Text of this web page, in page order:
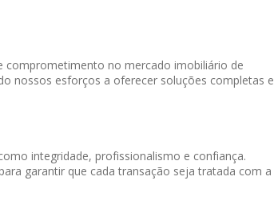
comprometimento no mercado imobiliário de
nossos esforços a oferecer soluções completas e
integridade, profissionalismo e confiança.
garantir que cada transação seja tratada com a